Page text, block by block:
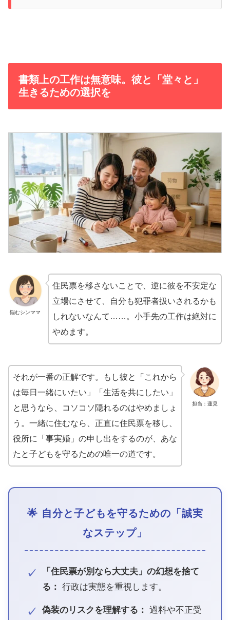
書類上の工作は無意味。彼と「堂々と」
生きるための選択を
悩むシンママ
住民票を移さないことで、逆に彼を不安定な
立場にさせて、自分も犯罪者扱いされるかも
しれないなんて……。小手先の工作は絶対に
やめます。
担当：蓮見
それが一番の正解です。もし彼と「これから
は毎日一緒にいたい」「生活を共にしたい」
と思うなら、コソコソ隠れるのはやめましょ
う。一緒に住むなら、正直に住民票を移し、
役所に「事実婚」の申し出をするのが、あな
たと子どもを守るための唯一の道です。
🌟 自分と子どもを守るための「誠実
なステップ」
✓
「住民票が別なら大丈夫」の幻想を捨て
る： 行政は実態を重視します。
✓ 偽装のリスクを理解する： 過料や不正受